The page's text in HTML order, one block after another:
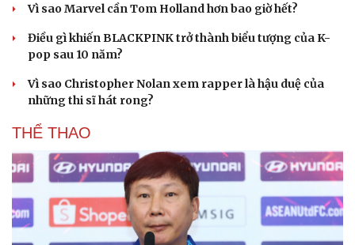
Vì sao Marvel cần Tom Holland hơn bao giờ hết?
Điều gì khiến BLACKPINK trở thành biểu tượng của K-
pop sau 10 năm?
Vì sao Christopher Nolan xem rapper là hậu duệ của
những thi sĩ hát rong?
THỂ THAO